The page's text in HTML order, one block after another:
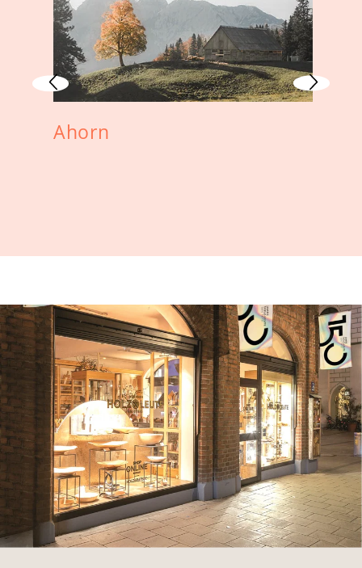
Ahorn